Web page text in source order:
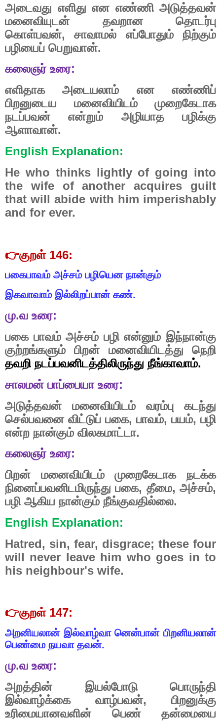
அடைவது எளிது என எண்ணி அடுத்தவன்
மனைவியுடன்
தவறான
தொடர்பு
கொள்பவன்,சாவாமல் எப்போதும்
நிற்கும்
பழியைப் பெறுவான்.
கலைஞர் உரை:
எளிதாக
அடையலாம் என
எண்ணிப்
பிறனுடைய
மனைவியிடம்
முறைகேடாக
நடப்பவன்
என்றும் அழியாத
பழிக்கு
ஆளாவான்.
English Explanation:
He who thinks lightly of going into
the wife of another acquires guilt
that will abide with him imperishably
and for ever.
👉குறள்146:
பகைபாவம் அச்சம் பழியென நான்கும்
இகவாவாம் இல்லிறப்பான் கண்.
மு.வ உரை:
பகை பாவம் அச்சம் பழி என்னும் இந்நான்கு
குற்றங்களும்
பிறன் மனைவியிடத்து
நெறி
தவறி நடப்பவனிடத்திலிருந்து நீங்காவாம்.
சாலமன் பாப்பையா உரை:
அடுத்தவன்
மனைவியிடம் வரம்பு
கடந்து
செல்பவனை விட்டுப் பகை, பாவம், பயம், பழி
என்ற நான்கும் விலகமாட்டா.
கலைஞர் உரை:
பிறன்
மனைவியிடம் முறைகேடாக
நடக்க
நினைப்பவனிடமிருந்து பகை, தீமை,அச்சம்,
பழி ஆகிய நான்கும் நீங்குவதில்லை.
English Explanation:
Hatred, sin, fear, disgrace; these four
will never leave him who goes in to
his neighbour's wife.
👉குறள்147:
அறனியலான் இல்வாழ்வா னென்பான் பிறனியலான்
பெண்மை நயவா தவன்.
மு.வ உரை:
அறத்தின்
இயல்போடு
பொருந்தி
இல்வாழ்க்கை
வாழ்பவன், பிறனுக்கு
உரிமையானவளின்
பெண்
தன்மையை